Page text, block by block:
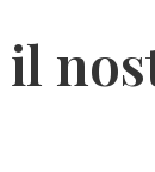
il